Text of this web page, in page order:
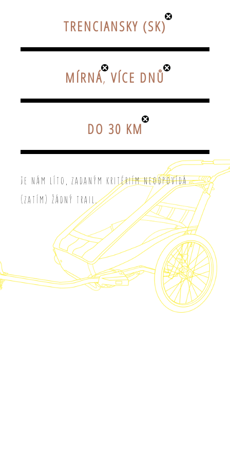
TRENCIANSKY (SK)
MÍRNÁ, VÍCE DNŮ
DO 30 KM
Je nám líto, zadaným kritériím neodpovídá
(zatím) žádný trail.